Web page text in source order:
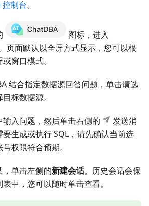
制台。
图标，进入
页面默认以全屏方式显示，您可以根
窗口模式。
结合指定数据源回答问题，单击请选
标数据源。
入问题，然后单击右侧的
发送消
生成或执行 SQL，请先确认当前选
权限符合预期。
单击左侧的新建会话。历史会话会保
中，您可以随时单击查看。